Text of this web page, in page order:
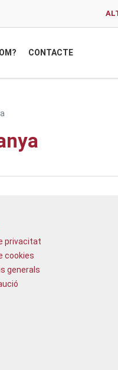
CONTACTE
privacitat
cookies
generals